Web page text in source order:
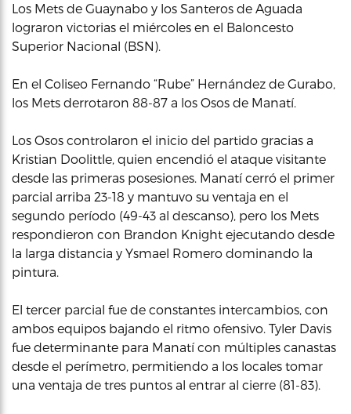
Los Mets de Guaynabo y los Santeros de Aguada
lograron victorias el miércoles en el Baloncesto
Superior Nacional (BSN).
En el Coliseo Fernando “Rube” Hernández de Gurabo,
los Mets derrotaron 88-87 a los Osos de Manatí.
Los Osos controlaron el inicio del partido gracias a
Kristian Doolittle, quien encendió el ataque visitante
desde las primeras posesiones. Manatí cerró el primer
parcial arriba 23-18 y mantuvo su ventaja en el
segundo período (49-43 al descanso), pero los Mets
respondieron con Brandon Knight ejecutando desde
la larga distancia y Ysmael Romero dominando la
pintura.
El tercer parcial fue de constantes intercambios, con
ambos equipos bajando el ritmo ofensivo. Tyler Davis
fue determinante para Manatí con múltiples canastas
desde el perímetro, permitiendo a los locales tomar
una ventaja de tres puntos al entrar al cierre (81-83).